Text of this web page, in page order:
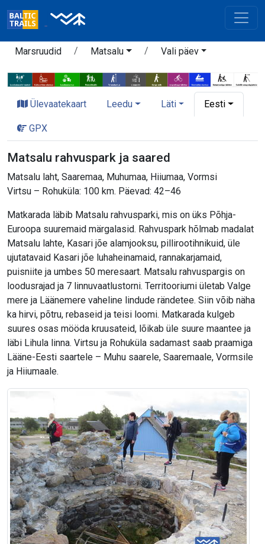
Marsruudid Matsalu Vali päev
Ülevaatekaart Leedu Läti Eesti
GPX
Matsalu rahvuspark ja saared
Matsalu laht, Saaremaa, Muhumaa, Hiiumaa, Vormsi
Virtsu – Rohuküla: 100 km. Päevad: 42–46
Matkarada läbib Matsalu rahvusparki, mis on üks Põhja-
Euroopa suuremaid märgalasid. Rahvuspark hõlmab madalat
Matsalu lahte, Kasari jõe alamjooksu, pillirootihnikuid, üle
ujutatavaid Kasari jõe luhaheinamaid, rannakarjamaid,
puisniite ja umbes 50 meresaart. Matsalu rahvuspargis on
loodusrajad ja 7 linnuvaatlustorni. Territooriumi ületab Valge
mere ja Läänemere vaheline lindude rändetee. Siin võib näha
ka hirvi, põtru, rebaseid ja teisi loomi. Matkarada kulgeb
suures osas mööda kruusateid, lõikab üle suure maantee ja
läbi Lihula linna. Virtsu ja Rohuküla sadamast saab praamiga
Lääne-Eesti saartele – Muhu saarele, Saaremaale, Vormsile
ja Hiiumaale.